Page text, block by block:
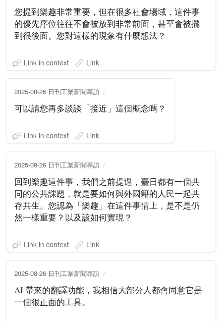
您提到樂趣非常重要，但在很多社會場域，這件事
的優先序位往往不會被放到非常前面，甚至會被擺
到很後面。您對這樣的現象有什麼想法？
Link in context Link
2025-08-26 日刊工業新聞專訪
可以請您再多談談「接近」這個概念嗎？
Link in context Link
2025-08-26 日刊工業新聞專訪
回到樂趣這件事，我們之前提過，臺日都有一個共
同的公共課題，就是要如何與外國籍的人民一起共
存共生。您認為「樂趣」在這件事情上，是不是仍
然一樣重要？以及該如何實現？
Link in context Link
2025-08-26 日刊工業新聞專訪
AI 帶來的翻譯功能，我相信大部分人都會同意它是
一個很正面的工具。